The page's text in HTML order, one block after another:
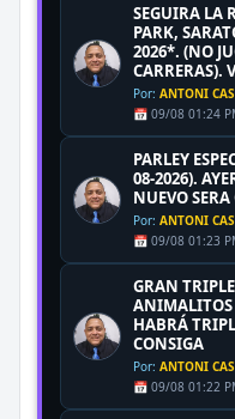
SEGUIRA LA
PARK,
2026*. (NO
CARRERAS).
Por: ANTONI
📅 09/08 01:24
PARLEY
08-2026).
NUEVO
Por: ANTONI
📅 09/08 01:23
GRAN
ANIMALITOS
HABRÁ
CONSIGA
Por: ANTONI
📅 09/08 01:22